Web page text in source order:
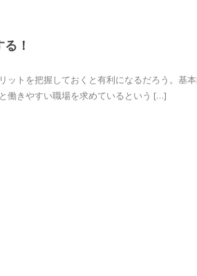
！
トを把握しておくと有利になるだろう。基
働きやすい職場を求めているという […]